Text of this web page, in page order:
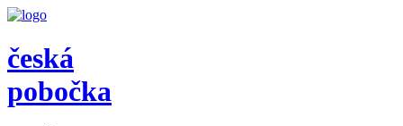
česká
pobočka